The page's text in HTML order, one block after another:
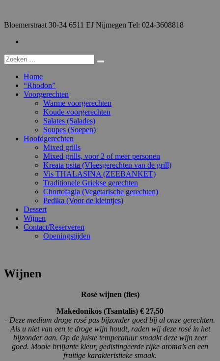
inhoud
Bloemerstraat 30-34 6511 EJ Nijmegen Tel: 024-3608818
Zoeken
naar:
Home
“Rhodon”
Voorgerechten
Warme voorgerechten
Koude voorgerechten
Salates (Salades)
Soupes (Soepen)
Hoofdgerechten
Mixed grills
Mixed grills, voor 2 of meer personen
Kreata psita (Vleesgerechten van de grill)
Vis THALASINA (ZEEBANKET)
Traditionele Griekse gerechten
Chortofagia (Vegetarische gerechten)
Pedika (Voor de kleintjes)
Dessert
Wijnen
Contact/Reserveren
Openingstijden
Wijnen
Rosé wijnen (fles)
Makedonikos (Tsantalis) € 27,50
–Deze medium droge rosé pas bijzonder goed bij al onze gerechten.
Als u niet van een te droge wijn houdt, raden wij deze rosé in het
bijzonder aan. Op de juiste temperatuur smaakt deze wijn zeer
goed. Mooie briljante kleur, gedistingeerde rijke aroma’s en een
fruitige karakteristieke smaak.